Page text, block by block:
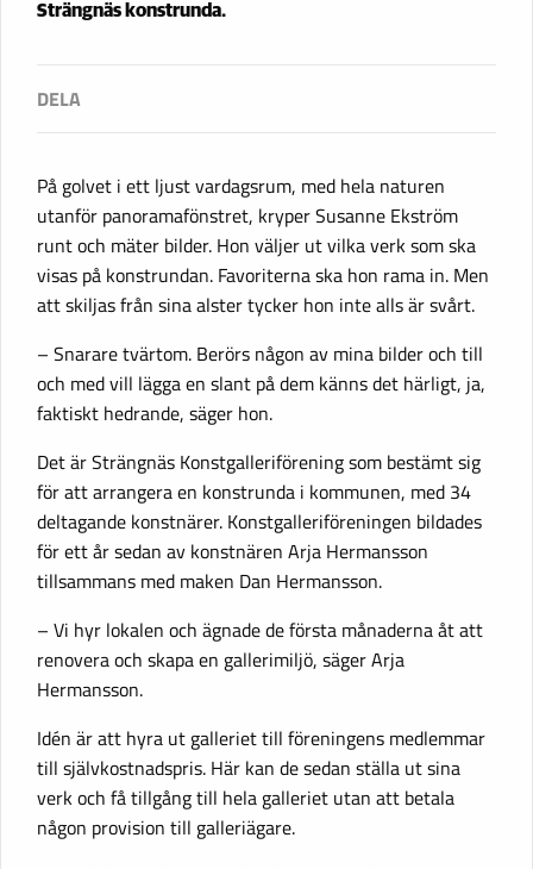
Strängnäs konstrunda.
På golvet i ett ljust vardagsrum, med hela naturen
utanför panoramafönstret, kryper Susanne Ekström
runt och mäter bilder. Hon väljer ut vilka verk som ska
visas på konstrundan. Favoriterna ska hon rama in. Men
att skiljas från sina alster tycker hon inte alls är svårt.
– Snarare tvärtom. Berörs någon av mina bilder och till
och med vill lägga en slant på dem känns det härligt, ja,
faktiskt hedrande, säger hon.
Det är Strängnäs Konstgalleriförening som bestämt sig
för att arrangera en konstrunda i kommunen, med 34
deltagande konstnärer. Konstgalleriföreningen bildades
för ett år sedan av konstnären Arja Hermansson
tillsammans med maken Dan Hermansson.
– Vi hyr lokalen och ägnade de första månaderna åt att
renovera och skapa en gallerimiljö, säger Arja
Hermansson.
Idén är att hyra ut galleriet till föreningens medlemmar
till självkostnadspris. Här kan de sedan ställa ut sina
verk och få tillgång till hela galleriet utan att betala
någon provision till galleriägare.